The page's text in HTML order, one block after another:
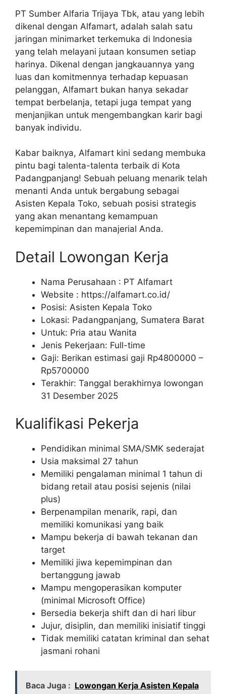
PT Sumber Alfaria Trijaya Tbk, atau yang lebih
dikenal dengan Alfamart, adalah salah satu
jaringan minimarket terkemuka di Indonesia
yang telah melayani jutaan konsumen setiap
harinya. Dikenal dengan jangkauannya yang
luas dan komitmennya terhadap kepuasan
pelanggan, Alfamart bukan hanya sekadar
tempat berbelanja, tetapi juga tempat yang
menjanjikan untuk mengembangkan karir bagi
banyak individu.
Kabar baiknya, Alfamart kini sedang membuka
pintu bagi talenta-talenta terbaik di Kota
Padangpanjang! Sebuah peluang menarik telah
menanti Anda untuk bergabung sebagai
Asisten Kepala Toko, sebuah posisi strategis
yang akan menantang kemampuan
kepemimpinan dan manajerial Anda.
Detail Lowongan Kerja
Nama Perusahaan : PT Alfamart
Website : https://alfamart.co.id/
Posisi: Asisten Kepala Toko
Lokasi: Padangpanjang, Sumatera Barat
Untuk: Pria atau Wanita
Jenis Pekerjaan: Full-time
Gaji: Berikan estimasi gaji Rp4800000 –
Rp5700000
Terakhir: Tanggal berakhirnya lowongan
31 Desember 2025
Kualifikasi Pekerja
Pendidikan minimal SMA/SMK sederajat
Usia maksimal 27 tahun
Memiliki pengalaman minimal 1 tahun di
bidang retail atau posisi sejenis (nilai
plus)
Berpenampilan menarik, rapi, dan
memiliki komunikasi yang baik
Mampu bekerja di bawah tekanan dan
target
Memiliki jiwa kepemimpinan dan
bertanggung jawab
Mampu mengoperasikan komputer
(minimal Microsoft Office)
Bersedia bekerja shift dan di hari libur
Jujur, disiplin, dan memiliki inisiatif tinggi
Tidak memiliki catatan kriminal dan sehat
jasmani rohani
Baca Juga : Lowongan Kerja Asisten Kepala